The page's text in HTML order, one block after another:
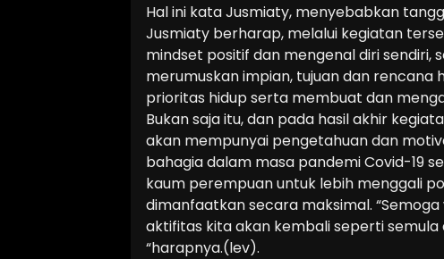
Hal ini kata Jusmiaty, menyebabkan
Jusmiaty berharap, melalui kegiatan
mindset positif dan mengenal diri
merumuskan impian, tujuan dan rencana
prioritas hidup serta membuat dan
Bukan saja itu, dan pada hasil akhir
akan mempunyai pengetahuan dan
bahagia dalam masa pandemi Covid-19
kaum perempuan untuk lebih menggali
dimanfaatkan secara maksimal.
aktifitas kita akan kembali seperti semula
“harapnya.(lev).